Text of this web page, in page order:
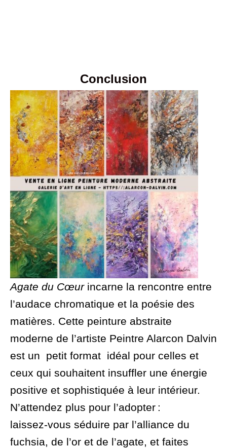
Conclusion
Agate du Cœurincarne la rencontre entre
l’audace chromatique et la poésie des
matières. Cette peinture abstraite
moderne de l’artiste Peintre Alarcon Dalvin
est un petit format idéal pour celles et
ceux qui souhaitent insuffler une énergie
positive et sophistiquée à leur intérieur.
N’attendez plus pour l’adopter :
laissez‑vous séduire par l’alliance du
fuchsia, de l’or et de l’agate, et faites